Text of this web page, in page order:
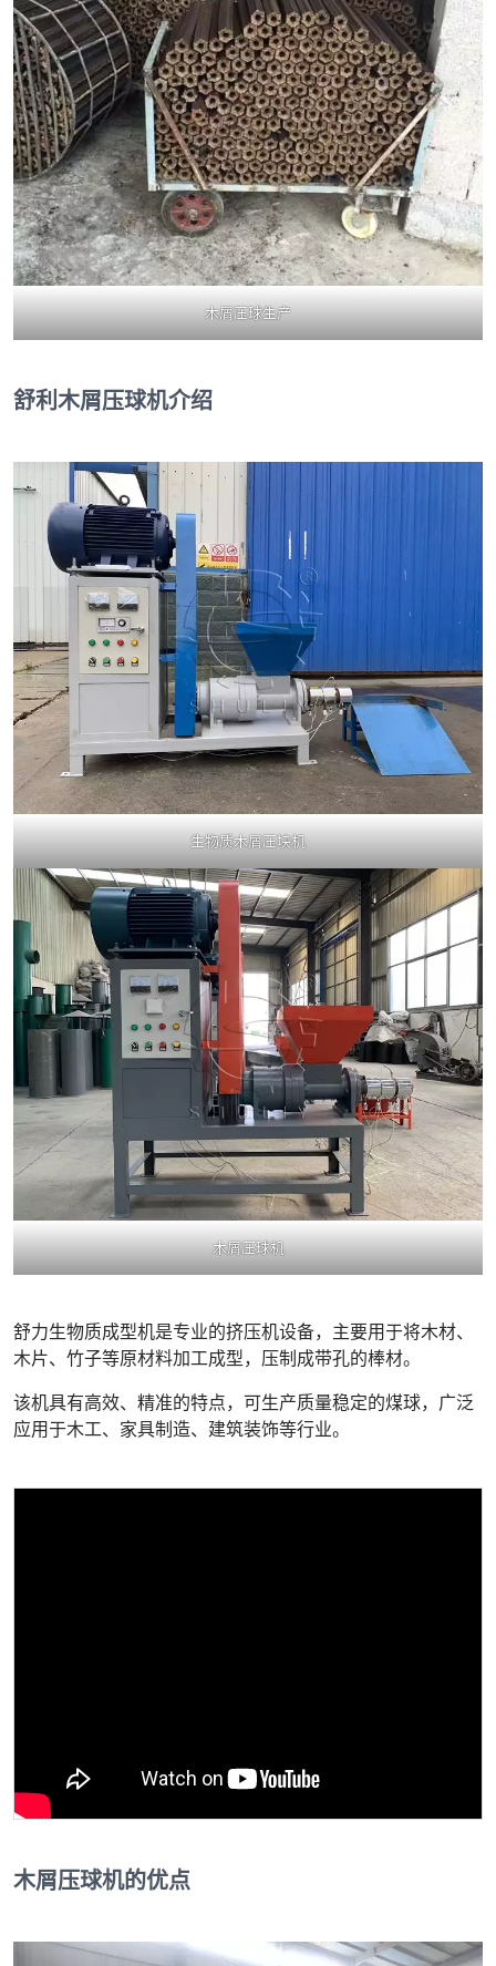
木屑压球生产
舒利木屑压球机介绍
生物质木屑压块机
木屑压球机
舒力生物质成型机是专业的挤压机设备，主要用于将木材、
木片、竹子等原材料加工成型，压制成带孔的棒材。
该机具有高效、精准的特点，可生产质量稳定的煤球，广泛
应用于木工、家具制造、建筑装饰等行业。
木屑压球机的优点